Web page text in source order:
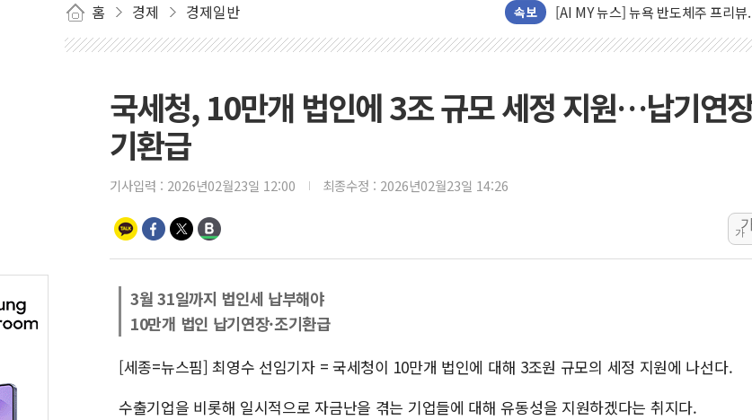
홈 경제 경제일반 속보
뉴욕증시 프리뷰, 美 고용 쇼크에
[종합] 美 7월 고용 2만3000명 감
뉴욕증시 개장 전 특징주...아틀
보훈부, 미 DPAA와 MOU… "6·25
李 대통령, '6시간 마라톤 부동산
트럼프, 中 겨냥 폴리실리콘 관세
[인도증시] 중동 불안 속 유가 상승
국세청, 10만개 법인에 3조 규모 세정 지원…납기연
기환급
기사입력 : 2026년02월23일 12:00 최종수정 : 2026년02월23일 14:26
가
3월 31일까지 법인세 납부해야
10만개 법인 납기연장·조기환급
[세종=뉴스핌] 최영수 선임기자 = 국세청이 10만개 법인에 대해 3조원 규모의 세정 지원에 나선다.
수출기업을 비롯해 일시적으로 자금난을 겪는 기업들에 대해 유동성을 지원하겠다는 취지다.